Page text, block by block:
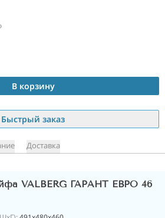
В корзину
Быстрый заказ
Доставка
VALBERG ГАРАНТ ЕВРО 46